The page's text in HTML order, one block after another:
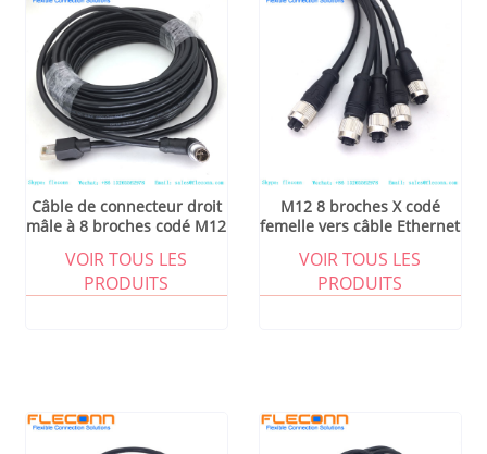
Câble de connecteur droit
mâle à 8 broches codé M12
mâle, câble Ehternet
industriel Cat 6A
VOIR TOUS LES
PRODUITS
M12 8 broches X codé
femelle vers câble Ethernet
VOIR TOUS LES
PRODUITS